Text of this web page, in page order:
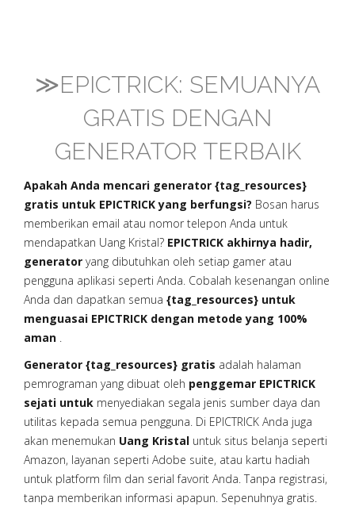
≫EPICTRICK: SEMUANYA
GRATIS DENGAN
GENERATOR TERBAIK
Apakah Anda mencari generator {tag_resources}
gratis untuk EPICTRICK yang berfungsi? Bosan harus
memberikan email atau nomor telepon Anda untuk
mendapatkan Uang Kristal? EPICTRICK akhirnya hadir,
generator yang dibutuhkan oleh setiap gamer atau
pengguna aplikasi seperti Anda. Cobalah kesenangan online
Anda dan dapatkan semua {tag_resources} untuk
menguasai EPICTRICK dengan metode yang 100%
aman .
Generator {tag_resources} gratis adalah halaman
pemrograman yang dibuat oleh penggemar EPICTRICK
sejati untuk menyediakan segala jenis sumber daya dan
utilitas kepada semua pengguna. Di EPICTRICK Anda juga
akan menemukan Uang Kristal untuk situs belanja seperti
Amazon, layanan seperti Adobe suite, atau kartu hadiah
untuk platform film dan serial favorit Anda. Tanpa registrasi,
tanpa memberikan informasi apapun. Sepenuhnya gratis.